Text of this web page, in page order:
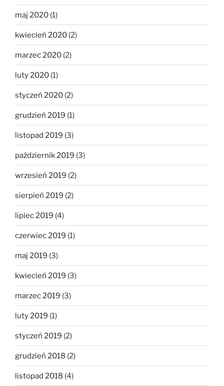
maj 2020 (1)
kwiecień 2020 (2)
marzec 2020 (2)
luty 2020 (1)
styczeń 2020 (2)
grudzień 2019 (1)
listopad 2019 (3)
październik 2019 (3)
wrzesień 2019 (2)
sierpień 2019 (2)
lipiec 2019 (4)
czerwiec 2019 (1)
maj 2019 (3)
kwiecień 2019 (3)
marzec 2019 (3)
luty 2019 (1)
styczeń 2019 (2)
grudzień 2018 (2)
listopad 2018 (4)